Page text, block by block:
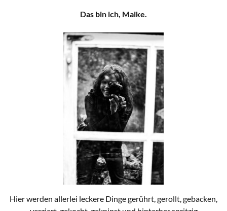
Das bin ich, Maike.
Hier werden allerlei leckere Dinge gerührt, gerollt, gebacken,